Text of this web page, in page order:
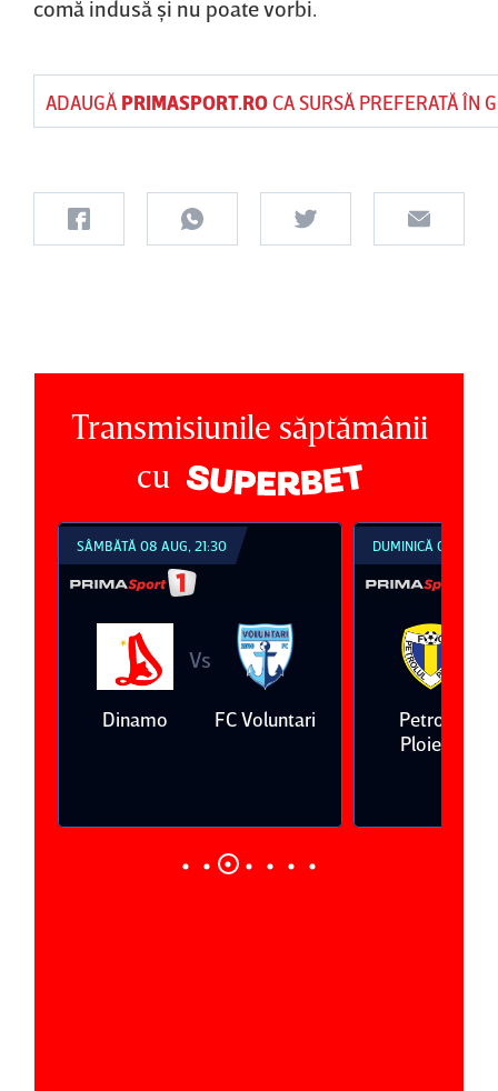
comă indusă şi nu poate vorbi.
ADAUGĂ PRIMASPORT.ROCA SURSĂ PREFERATĂ ÎN
Transmisiunile săptămânii
cu
SÂMBĂTĂ 08 AUG, 21:30
Dinamo
Vs
FC Voluntari
DUMINICĂ 09 AUG,
Petrolul
Ploieşti